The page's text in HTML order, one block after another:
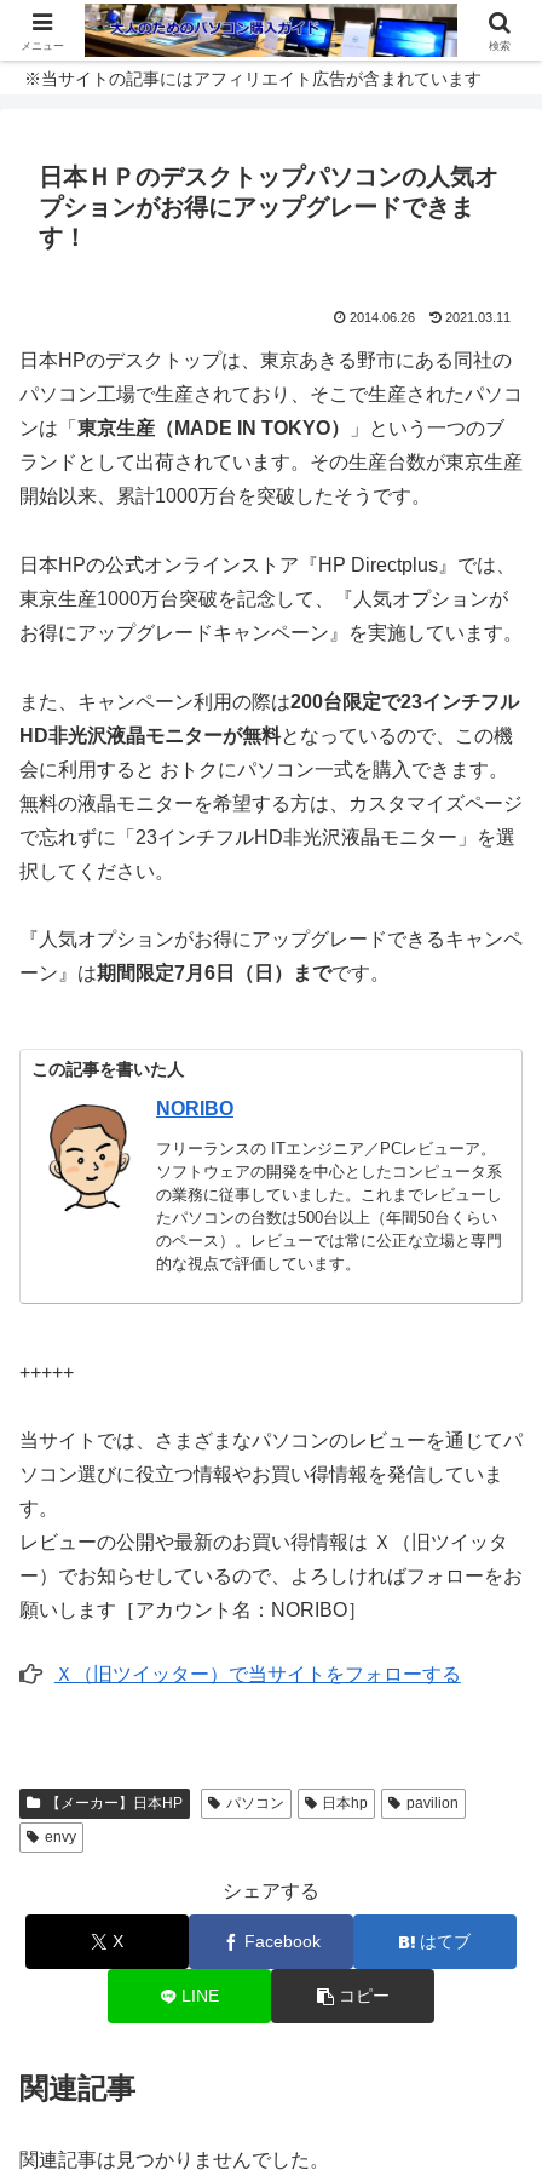
※当サイトの記事にはアフィリエイト広告が含まれています
日本ＨＰのデスクトップパソコンの人気オ
プションがお得にアップグレードできま
す！
2014.06.26 2021.03.11
日本HPのデスクトップは、東京あきる野市にある同社の
パソコン工場で生産されており、そこで生産されたパソコ
ンは「 東京生産（MADE IN TOKYO）
」という一つのブ
ランドとして出荷されています。その生産台数が東京生産
開始以来、累計1000万台を突破したそうです。
日本HPの公式オンラインストア『HP Directplus』では、
東京生産1000万台突破を記念して、『人気オプションが
お得にアップグレードキャンペーン』を実施しています。
また、キャンペーン利用の際は200台限定で23インチフル
HD非光沢液晶モニターが無料となっているので、この機
会に利用すると おトクにパソコン一式を購入できます。
無料の液晶モニターを希望する方は、カスタマイズページ
で忘れずに「23インチフルHD非光沢液晶モニター」を選
択してください。
『人気オプションがお得にアップグレードできるキャンペ
ーン』は期間限定7月6日（日）までです。
この記事を書いた人
NORIBO
フリーランスの ITエンジニア／PCレビューア。
ソフトウェアの開発を中心としたコンピュータ系
の業務に従事していました。これまでレビューし
たパソコンの台数は500台以上（年間50台くらい
のペース）。レビューでは常に公正な立場と専門
的な視点で評価しています。
+++++
当サイトでは、さまざまなパソコンのレビューを通じてパ
ソコン選びに役立つ情報やお買い得情報を発信していま
す。
レビューの公開や最新のお買い得情報は Ｘ（旧ツイッタ
ー）でお知らせしているので、よろしければフォローをお
願いします［アカウント名：NORIBO］
Ｘ（旧ツイッター）で当サイトをフォローする
【メーカー】日本HP パソコン 日本hp
pavilion
envy
シェアする
X Facebook はてブ
LINE コピー
関連記事
関連記事は見つかりませんでした。
メニュー 検索